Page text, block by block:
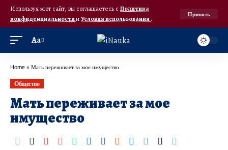
Используя этот сайт, вы соглашаетесь с Политика
конфиденциальностииУсловия использования.
Принять
Аа
Home » Мать переживает за мое имущество
Общество
Мать переживает за мое
имущество